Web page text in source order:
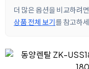
더 많은 옵션을 비교하려면
상품 전체 보기를 참고하